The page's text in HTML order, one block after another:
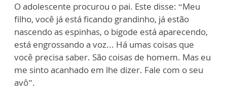
O adolescente procurou o pai. Este disse: “Meu
filho, você já está ficando grandinho, já estão
nascendo as espinhas, o bigode está aparecendo,
está engrossando a voz... Há umas coisas que
você precisa saber. São coisas de homem. Mas eu
me sinto acanhado em lhe dizer. Fale com o seu
avô”.